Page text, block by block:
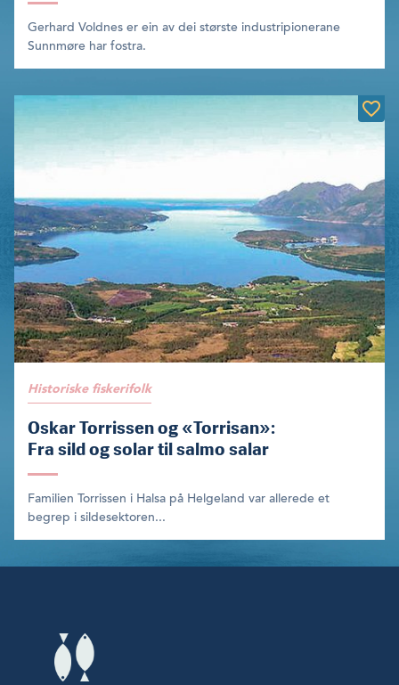
Gerhard Voldnes er ein av dei største industripionerane
Sunnmøre har fostra.
Historiske fiskerifolk
Oskar Torrissen og «Torrisan»:
Fra sild og solar til salmo salar
Familien Torrissen i Halsa på Helgeland var allerede et
begrep i sildesektoren...